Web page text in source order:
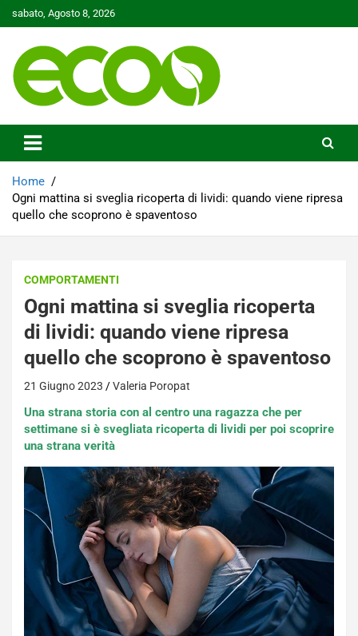
to
sabato, Agosto 8, 2026
Ecoo.it
Home
Ogni mattina si sveglia ricoperta di lividi: quando viene ripresa
quello che scoprono è spaventoso
COMPORTAMENTI
Ogni mattina si sveglia ricoperta
di lividi: quando viene ripresa
quello che scoprono è spaventoso
21 Giugno 2023 Valeria Poropat
Una strana storia con al centro una ragazza che per
settimane si è svegliata ricoperta di lividi per poi scoprire
una strana verità